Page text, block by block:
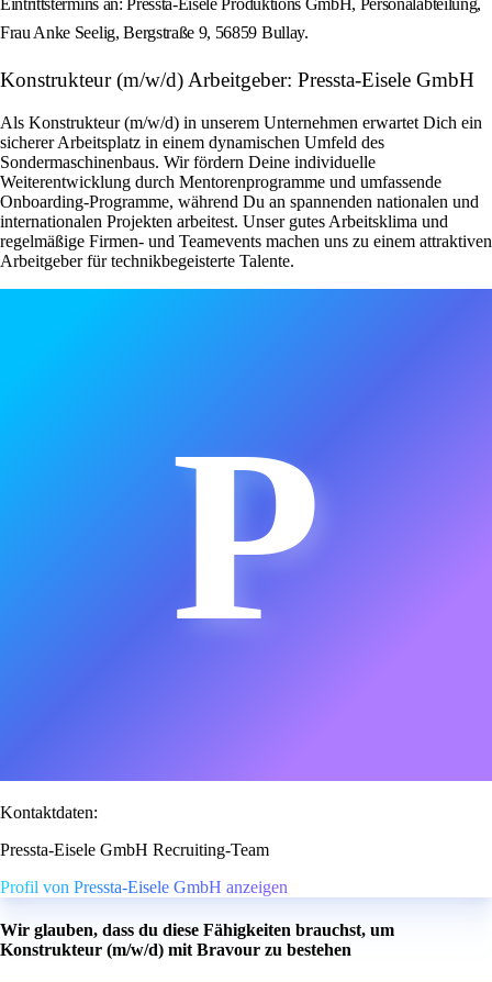
Eintrittstermins an: Pressta-Eisele Produktions GmbH, Personalabteilung,
Frau Anke Seelig, Bergstraße 9, 56859 Bullay.
Konstrukteur (m/w/d) Arbeitgeber: Pressta-Eisele GmbH
Als Konstrukteur (m/w/d) in unserem Unternehmen erwartet Dich ein
sicherer Arbeitsplatz in einem dynamischen Umfeld des
Sondermaschinenbaus. Wir fördern Deine individuelle
Weiterentwicklung durch Mentorenprogramme und umfassende
Onboarding-Programme, während Du an spannenden nationalen und
internationalen Projekten arbeitest. Unser gutes Arbeitsklima und
regelmäßige Firmen- und Teamevents machen uns zu einem attraktiven
Arbeitgeber für technikbegeisterte Talente.
P
Kontaktdaten:
Pressta-Eisele GmbH Recruiting-Team
Profil von Pressta-Eisele GmbH anzeigen
Wir glauben, dass du diese Fähigkeiten brauchst, um
Konstrukteur (m/w/d) mit Bravour zu bestehen